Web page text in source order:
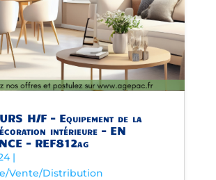
H/F – Equipement de la
intérieure – EN
– REF812ag
|
Vente/Distribution